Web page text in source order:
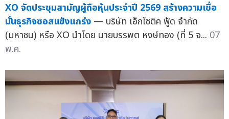
XO จัดประชุมสามัญผู้ถือหุ้นประจำปี 2569 สร้างความเชื่อ
มั่นธุรกิจซอสแข็งแกร่ง — บริษัท เอ็กโซติค ฟู้ด จำกัด
(มหาชน) หรือ XO นำโดย นายบรรพต หงษ์ทอง (ที่ 5 จ... 07
พ.ค.